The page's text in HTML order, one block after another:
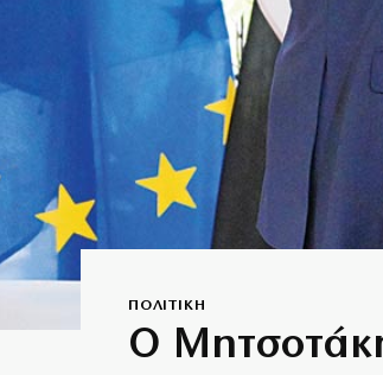
ΠΟΛΙΤΙΚΗ
Ο